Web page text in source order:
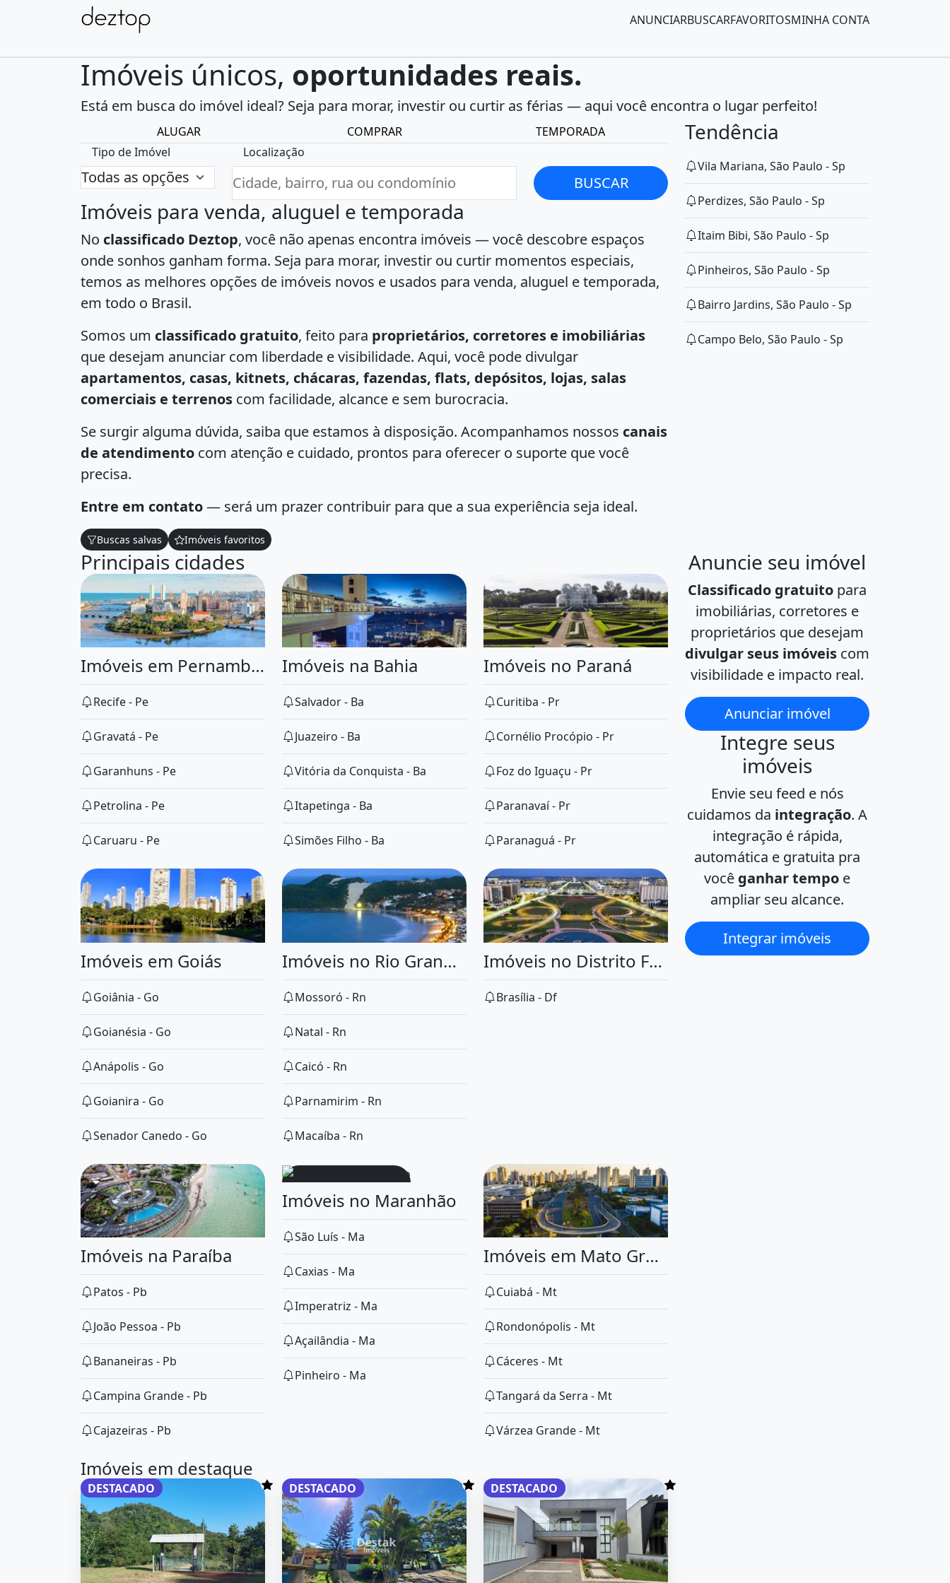
ANUNCIARBUSCARFAVORITOSMINHA CONTA
Imóveis únicos, oportunidades reais.
Está em busca do imóvel ideal? Seja para morar, investir ou curtir as férias — aqui você encontra o lugar perfeito!
ALUGAR COMPRAR
TEMPORADA
Tipo de Imóvel
Localização
BUSCAR
Imóveis para venda, aluguel e temporada
No classificado Deztop, você não apenas encontra imóveis — você descobre espaços
onde sonhos ganham forma. Seja para morar, investir ou curtir momentos especiais,
temos as melhores opções de imóveis novos e usados para venda, aluguel e temporada,
em todo o Brasil.
Somos um classificado gratuito, feito para proprietários, corretores e imobiliárias
que desejam anunciar com liberdade e visibilidade. Aqui, você pode divulgar
apartamentos, casas, kitnets, chácaras, fazendas, flats, depósitos, lojas, salas
comerciais e terrenos com facilidade, alcance e sem burocracia.
Se surgir alguma dúvida, saiba que estamos à disposição. Acompanhamos nossos canais
de atendimento com atenção e cuidado, prontos para oferecer o suporte que você
precisa.
Entre em contato— será um prazer contribuir para que a sua experiência seja ideal.
Tendência
Vila Mariana, São Paulo - Sp
Perdizes, São Paulo - Sp
Itaim Bibi, São Paulo - Sp
Pinheiros, São Paulo - Sp
Bairro Jardins, São Paulo - Sp
Campo Belo, São Paulo - Sp
Buscas salvas Imóveis favoritos
Principais cidades
Imóveis em Pernambuco
Recife - Pe
Gravatá - Pe
Garanhuns - Pe
Petrolina - Pe
Caruaru - Pe
Imóveis na Bahia
Salvador - Ba
Juazeiro - Ba
Vitória da Conquista - Ba
Itapetinga - Ba
Simões Filho - Ba
Imóveis no Paraná
Curitiba - Pr
Cornélio Procópio - Pr
Foz do Iguaçu - Pr
Paranavaí - Pr
Paranaguá - Pr
Imóveis em Goiás
Goiânia - Go
Goianésia - Go
Anápolis - Go
Goianira - Go
Senador Canedo - Go
Imóveis no Rio Grande do Norte
Mossoró - Rn
Natal - Rn
Caicó - Rn
Parnamirim - Rn
Macaíba - Rn
Imóveis no Distrito Federal
Brasília - Df
Imóveis na Paraíba
Patos - Pb
João Pessoa - Pb
Bananeiras - Pb
Campina Grande - Pb
Cajazeiras - Pb
Imóveis no Maranhão
São Luís - Ma
Caxias - Ma
Imperatriz - Ma
Açailândia - Ma
Pinheiro - Ma
Imóveis em Mato Grosso
Cuiabá - Mt
Rondonópolis - Mt
Cáceres - Mt
Tangará da Serra - Mt
Várzea Grande - Mt
Anuncie seu imóvel
Classificado gratuito para
imobiliárias, corretores e
proprietários que desejam
divulgar seus imóveis com
visibilidade e impacto real.
Anunciar imóvel
Integre seus
imóveis
Envie seu feed e nós
cuidamos da integração. A
integração é rápida,
automática e gratuita pra
você ganhar tempo e
ampliar seu alcance.
Integrar imóveis
Imóveis em destaque
DESTACADO DESTACADO DESTACADO